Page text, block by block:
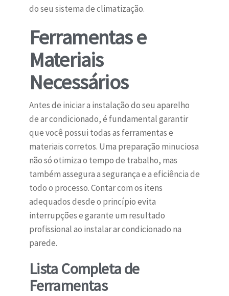
do seu sistema de climatização.
Ferramentas e
Materiais
Necessários
Antes de iniciar a instalação do seu aparelho
de ar condicionado, é fundamental garantir
que você possui todas as ferramentas e
materiais corretos. Uma preparação minuciosa
não só otimiza o tempo de trabalho, mas
também assegura a segurança e a eficiência de
todo o processo. Contar com os itens
adequados desde o princípio evita
interrupções e garante um resultado
profissional ao instalar ar condicionado na
parede.
Lista Completa de
Ferramentas